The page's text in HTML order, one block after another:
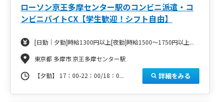
ローソン京王多摩センター駅のコンビニ派遣・コ
ンビニバイトCX【学生歓迎！シフト自由】
[日勤｜夕勤]時給1300円以上[夜勤]時給1500～1750円以上...
東京都 多摩市 京王多摩センター駅
【夕勤】 17：00-22：00/18：0... 詳細をみる